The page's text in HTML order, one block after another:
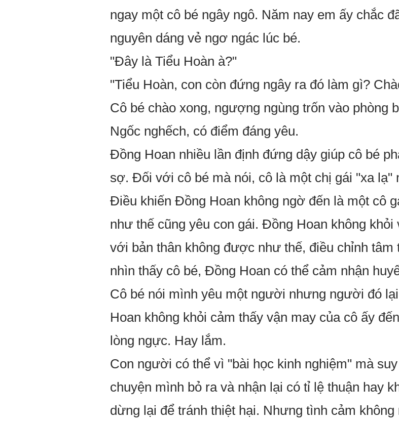
ngay một cô bé ngây ngô. Năm nay em ấy chắc
nguyên dáng vẻ ngơ ngác lúc bé.
"Đây là Tiểu Hoàn à?"
"Tiểu Hoàn, con còn đứng ngây ra đó làm gì?
Cô bé chào xong, ngượng ngùng trốn vào phòng
Ngốc nghếch, có điểm đáng yêu.
Đồng Hoan nhiều lần định đứng dậy giúp cô bé
sợ. Đối với cô bé mà nói, cô là một chị gái "xa lạ"
Điều khiến Đồng Hoan không ngờ đến là một cô
như thế cũng yêu con gái. Đồng Hoan không
với bản thân không được như thế, điều chỉnh tâm
nhìn thấy cô bé, Đồng Hoan có thể cảm nhận
Cô bé nói mình yêu một người nhưng người đó
Hoan không khỏi cảm thấy vận may của cô ấy
lòng ngực. Hay lắm.
Con người có thể vì "bài học kinh nghiệm" mà
chuyện mình bỏ ra và nhận lại có tỉ lệ thuận hay
dừng lại để tránh thiệt hại. Nhưng tình cảm